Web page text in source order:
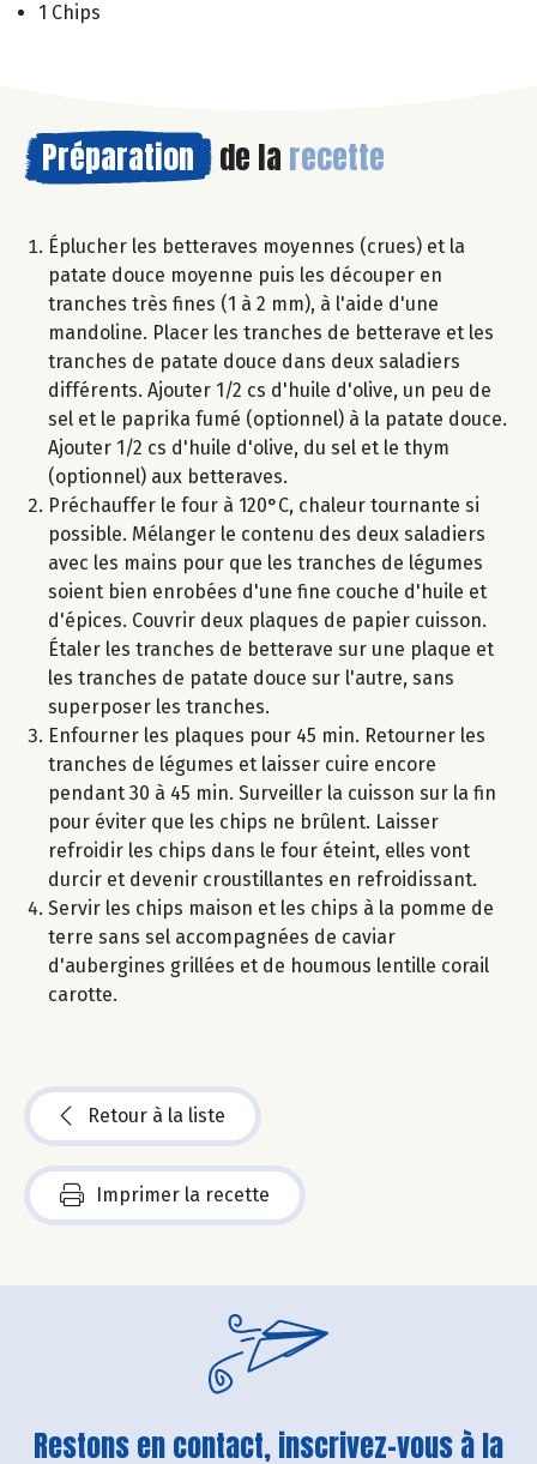
1 Chips
Préparation de la recette
Éplucher les betteraves moyennes (crues) et la
patate douce moyenne puis les découper en
tranches très fines (1 à 2 mm), à l'aide d'une
mandoline. Placer les tranches de betterave et les
tranches de patate douce dans deux saladiers
différents. Ajouter 1/2 cs d'huile d'olive, un peu de
sel et le paprika fumé (optionnel) à la patate douce.
Ajouter 1/2 cs d'huile d'olive, du sel et le thym
(optionnel) aux betteraves.
Préchauffer le four à 120°C, chaleur tournante si
possible. Mélanger le contenu des deux saladiers
avec les mains pour que les tranches de légumes
soient bien enrobées d'une fine couche d'huile et
d'épices. Couvrir deux plaques de papier cuisson.
Étaler les tranches de betterave sur une plaque et
les tranches de patate douce sur l'autre, sans
superposer les tranches.
Enfourner les plaques pour 45 min. Retourner les
tranches de légumes et laisser cuire encore
pendant 30 à 45 min. Surveiller la cuisson sur la fin
pour éviter que les chips ne brûlent. Laisser
refroidir les chips dans le four éteint, elles vont
durcir et devenir croustillantes en refroidissant.
Servir les chips maison et les chips à la pomme de
terre sans sel accompagnées de caviar
d'aubergines grillées et de houmous lentille corail
carotte.
Retour à la liste
Imprimer la recette
Restons en contact, inscrivez-vous à la